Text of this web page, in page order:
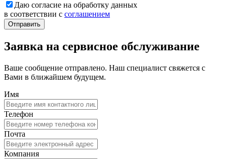
Даю согласие на обработку данных
в соответствии с соглашением
Заявка на сервисное обслуживание
Ваше сообщение отправлено. Наш специалист свяжется с
Вами в ближайшем будущем.
Имя
Телефон
Почта
Компания